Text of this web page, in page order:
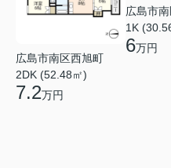
広島市南区西旭町
2DK (52.48㎡)
7.2万円
広島市
1K
6万円